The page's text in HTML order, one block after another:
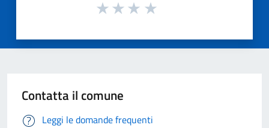
Contatta il comune
Leggi le domande frequenti